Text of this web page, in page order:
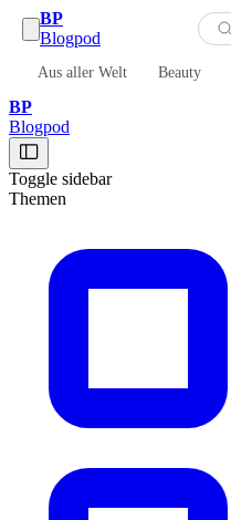
BP
Blogpod
Aus aller Welt Beauty
BP
Blogpod
Toggle sidebar
Themen